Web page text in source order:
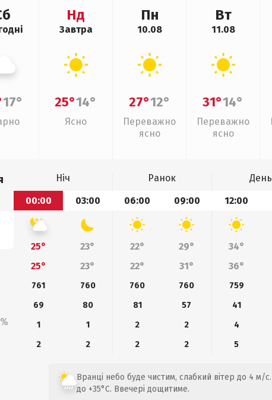
17°
Нд
Завтра
25°14°
Ясно
Пн
10.08
27°12°
Переважно
ясно
Вт
11.08
31°14°
Переважно
ясно
Ніч Ранок День
00:00
03:00 06:00 09:00 12:00
25° 23° 22° 29° 34°
25°
23° 22° 31° 36°
761 760 760 760 759
69
80 81 57 41
1
1 2 2 4
2
2 2 2 5
Вранці небо буде чистим, слабкий вітер до 4 м/
до +35°C. Ввечері дощитиме.